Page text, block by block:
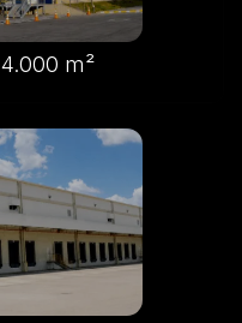
m²